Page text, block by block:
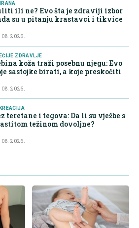
ili ne? Evo šta je zdraviji izbor
su u pitanju krastavci i tikvice
08. 2026.
ZDRAVLJE
koža traži posebnu njegu: Evo
sastojke birati, a koje preskočiti
08. 2026.
teretane i tegova: Da li su vježbe s
težinom dovoljne?
08. 2026.